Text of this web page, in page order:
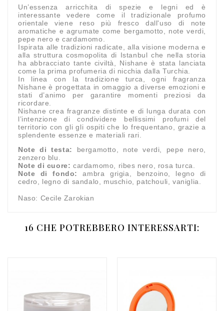
Un’essenza arricchita di spezie e legni ed è
interessante vedere come il tradizionale profumo
orientale viene reso più fresco dall'uso di note
aromatiche e agrumate come bergamotto, note verdi,
pepe nero e cardamomo.
Ispirata alle tradizioni radicate, alla visione moderna e
alla struttura cosmopolita di Istanbul che nella storia
ha abbracciato tante civiltà, Nishane è stata lanciata
come la prima profumeria di nicchia dalla Turchia.
In linea con la tradizione turca, ogni fragranza
Nishane è progettata in omaggio a diverse emozioni e
stati d’animo per garantire momenti preziosi da
ricordare.
Nishane crea fragranze distinte e di lunga durata con
l’intenzione di condividere bellissimi profumi del
territorio con gli gli ospiti che lo frequentano, grazie a
splendente essenze e materiali rari.
Note di testa:
bergamotto, note verdi, pepe nero,
zenzero blu.
Note di cuore: cardamomo, ribes nero, rosa turca.
Note di fondo:
ambra grigia, benzoino, legno di
cedro, legno di sandalo, muschio, patchouli, vaniglia.
Naso: Cecile Zarokian
16 CHE POTREBBERO INTERESSARTI: